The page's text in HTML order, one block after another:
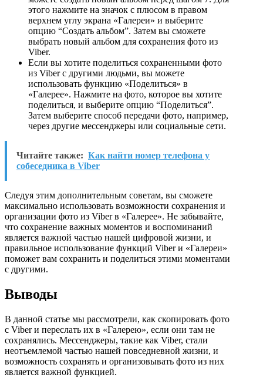
этого нажмите на значок с плюсом в правом
верхнем углу экрана «Галереи» и выберите
опцию “Создать альбом”. Затем вы сможете
выбрать новый альбом для сохранения фото из
Viber.
Если вы хотите поделиться сохраненными фото
из Viber с другими людьми, вы можете
использовать функцию «Поделиться» в
«Галерее». Нажмите на фото, которое вы хотите
поделиться, и выберите опцию “Поделиться”.
Затем выберите способ передачи фото, например,
через другие мессенджеры или социальные сети.
Читайте также: Как найти номер телефона у
собеседника в Viber
Следуя этим дополнительным советам, вы сможете
максимально использовать возможности сохранения и
организации фото из Viber в «Галерее». Не забывайте,
что сохранение важных моментов и воспоминаний
является важной частью нашей цифровой жизни, и
правильное использование функций Viber и «Галереи»
поможет вам сохранить и поделиться этими моментами
с другими.
Выводы
В данной статье мы рассмотрели, как скопировать фото
с Viber и переслать их в «Галерею», если они там не
сохранялись. Мессенджеры, такие как Viber, стали
неотъемлемой частью нашей повседневной жизни, и
возможность сохранять и организовывать фото из них
является важной функцией.